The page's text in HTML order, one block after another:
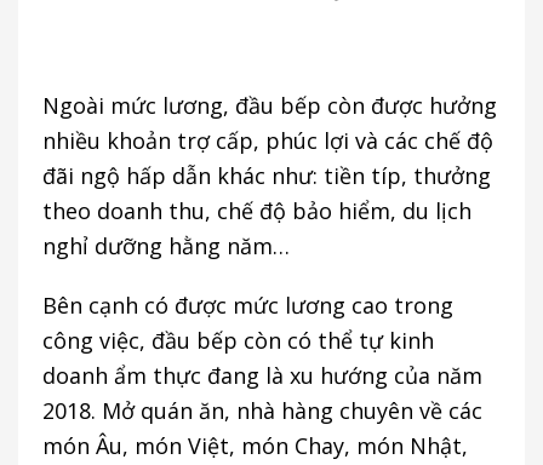
Ngoài mức lương, đầu bếp còn được hưởng
nhiều khoản trợ cấp, phúc lợi và các chế độ
đãi ngộ hấp dẫn khác như: tiền típ, thưởng
theo doanh thu, chế độ bảo hiểm, du lịch
nghỉ dưỡng hằng năm…
Bên cạnh có được mức lương cao trong
công việc, đầu bếp còn có thể tự kinh
doanh ẩm thực đang là xu hướng của năm
2018. Mở quán ăn, nhà hàng chuyên về các
món Âu, món Việt, món Chay, món Nhật,